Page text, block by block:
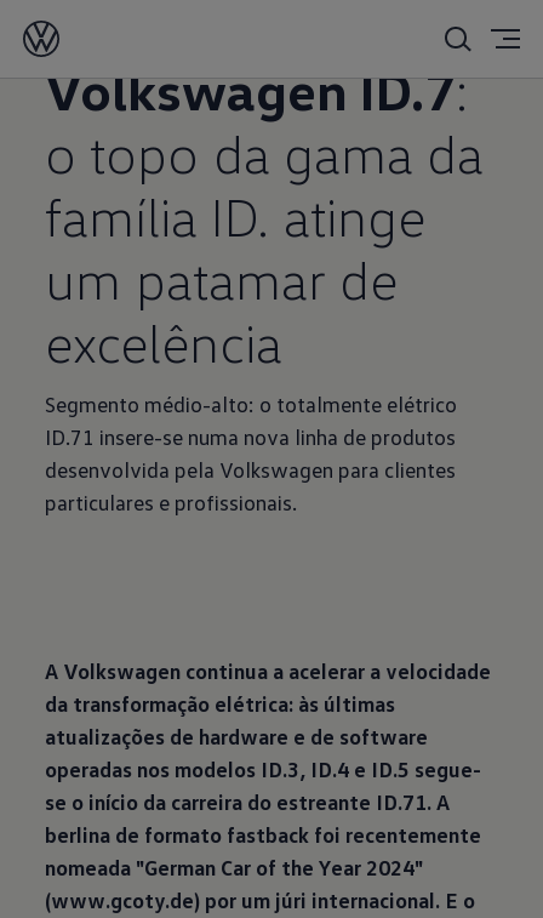
09/01/2024
Volkswagen ID.7:
o topo da gama da
família ID. atinge
um patamar de
excelência
Segmento médio-alto: o totalmente elétrico
ID.71 insere-se numa nova linha de produtos
desenvolvida pela Volkswagen para clientes
particulares e profissionais.
A Volkswagen continua a acelerar a velocidade
da transformação elétrica: às últimas
atualizações de hardware e de software
operadas nos modelos ID.3, ID.4 e ID.5 segue-
se o início da carreira do estreante ID.71. A
berlina de formato fastback foi recentemente
nomeada "German Car of the Year 2024"
(www.gcoty.de) por um júri internacional. E o